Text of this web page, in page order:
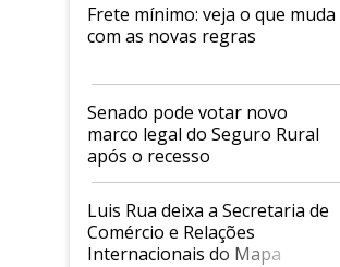
Frete mínimo: veja o que muda
com as novas regras
Senado pode votar novo
marco legal do Seguro Rural
após o recesso
Luis Rua deixa a Secretaria de
Comércio e Relações
Internacionais do Mapa